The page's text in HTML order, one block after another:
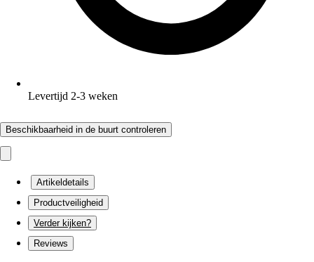
Levertijd 2-3 weken
Beschikbaarheid in de buurt controleren
Artikeldetails
Productveiligheid
Verder kijken?
Reviews